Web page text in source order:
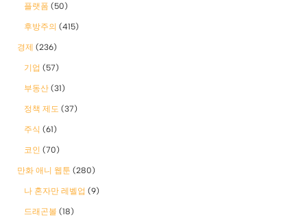
플랫폼 (50)
후방주의 (415)
경제 (236)
기업 (57)
부동산 (31)
정책 제도 (37)
주식 (61)
코인 (70)
만화 애니 웹툰 (280)
나 혼자만 레벨업 (9)
드래곤볼 (18)